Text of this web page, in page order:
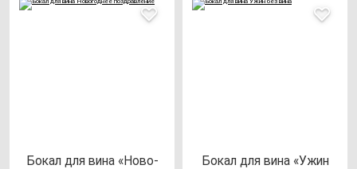
Бокал для ви­на «Ново­
Бокал для ви­на «Ужин